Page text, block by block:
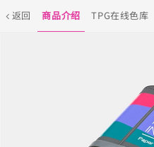
返回 商品介绍 TPG在线色库